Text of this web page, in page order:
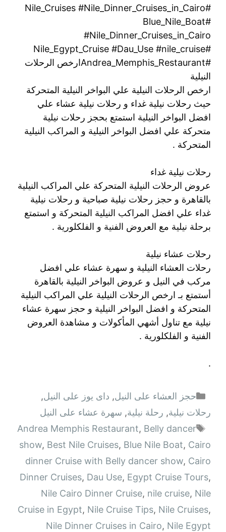
#Nile_Cruises #Nile_Dinner_Cruises_in_Cairo
#Blue_Nile_Boat
#Nile_Dinner_Cruises_in_Cairo
#Nile_Egypt_Cruise #Dau_Use #nile_cruise
#Andrea_Memphis_Restaurantارخص الرحلات
النيلية
ارخص الرحلات النيلية علي البواخر النيلية المتحركة
حيث رحلات نيلية غداء و رحلات نيلية عشاء علي
افضل البواخر النيلية استمتع بحجز رحلات نيلية
متحركة علي افضل البواخر النيلية و المراكب النيلية
المتحركة .
رحلات نيلية غداء
عروض الرحلات النيلية المتحركة علي المراكب النيلية
بالقاهرة و حجز رحلات نيلية صباحية و رحلات نيلية
غداء علي افضل المراكب النيلية المتحركة و استمتع
برحلة نيلية مع العروض الفنية و الفلكلورية .
رحلات عشاء نيلية
رحلات العشاء النيلية و سهرة عشاء علي افضل
مركب في النيل و عروض البواخر النيلية بالقاهرة
أستمتع بـ ارخص الرحلات النيلية علي المراكب النيلية
المتحركة و افضل البواخر النيلية و حجز سهرة عشاء
نيلية مع تناول أشهي المأكولات و مشاهدة العروض
الفنية و الفلكلورية .
.
التصنيفات
حجز العشاء على النيل, داى يوز على النيل,
رحلات نيلية, رحلة نيلية, سهرة عشاء على النيل
الوسوم
Andrea Memphis Restaurant, Belly dancer
show, Best Nile Cruises, Blue Nile Boat, Cairo
dinner Cruise with Belly dancer show, Cairo
Dinner Cruises, Dau Use, Egypt Cruise Tours,
Nile Cairo Dinner Cruise, nile cruise, Nile
Cruise in Egypt, Nile Cruise Tips, Nile Cruises,
Nile Dinner Cruises in Cairo, Nile Egypt